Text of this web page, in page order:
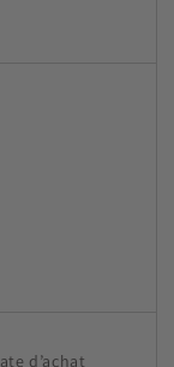
d’achat